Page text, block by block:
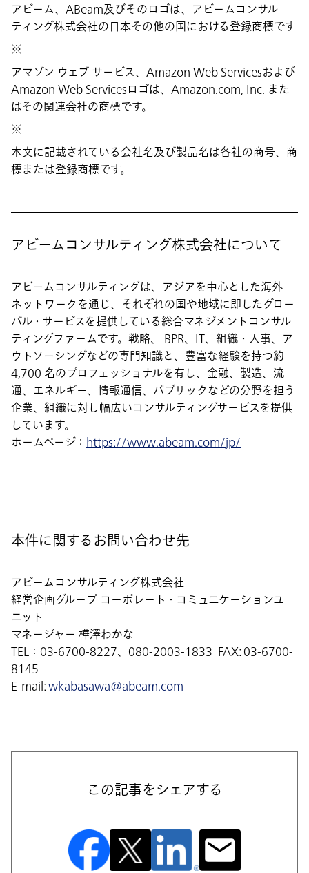
アビーム、ABeam及びそのロゴは、アビームコンサル
ティング株式会社の日本その他の国における登録商標です
※
アマゾン ウェブ サービス、Amazon Web Servicesおよび
Amazon Web Servicesロゴは、Amazon.com, Inc. また
はその関連会社の商標です。
※
本文に記載されている会社名及び製品名は各社の商号、商
標または登録商標です。
アビームコンサルティング株式会社について
アビームコンサルティングは、アジアを中心とした海外
ネットワークを通じ、それぞれの国や地域に即したグロー
バル・サービスを提供している総合マネジメントコンサル
ティングファームです。戦略、 BPR、IT、組織・人事、ア
ウトソーシングなどの専門知識と、豊富な経験を持つ約
4,700 名のプロフェッショナルを有し、金融、製造、流
通、エネルギー、情報通信、パブリックなどの分野を担う
企業、組織に対し幅広いコンサルティングサービスを提供
しています。
ホームページ： https://www.abeam.com/jp/
本件に関するお問い合わせ先
アビームコンサルティング株式会社
経営企画グループ コーポレート・コミュニケーションユ
ニット
マネージャー 樺澤わかな
TEL：03-6700-8227、080-2003-1833 FAX: 03-6700-
8145
E-mail:wkabasawa@abeam.com
この記事をシェアする